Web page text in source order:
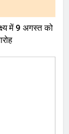
में 9 अगस्त को